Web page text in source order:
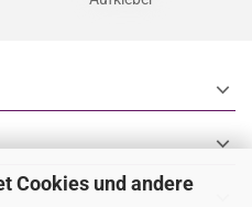
Cookies und andere
expand_more
expand_more